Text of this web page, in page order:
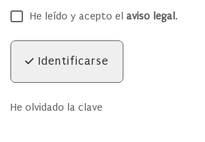
He leído y acepto el aviso legal.
Identificarse
He olvidado la clave